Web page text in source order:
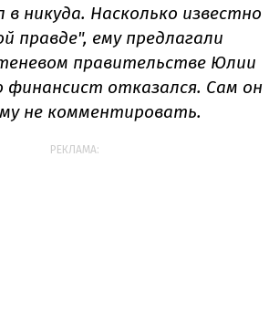
в никуда. Насколько известно
правде", ему предлагали
правительстве Юлии
финансист отказался. Сам он
не комментировать.
РЕКЛАМА: